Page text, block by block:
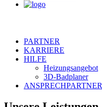
PARTNER
KARRIERE
HILFE
Heizungsangebot
3D-Badplaner
ANSPRECHPARTNER